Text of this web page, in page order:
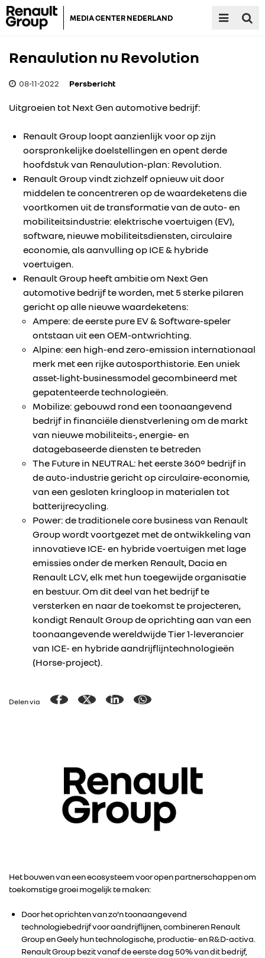
MEDIA CENTER NEDERLAND
Renaulution nu Revolution
08-11-2022 Persbericht
Uitgroeien tot Next Gen automotive bedrijf:
Renault Group loopt aanzienlijk voor op zijn
oorspronkelijke doelstellingen en opent derde
hoofdstuk van Renaulution-plan: Revolution.
Renault Group vindt zichzelf opnieuw uit door
middelen te concentreren op de waardeketens die
voortkomen uit de transformatie van de auto- en
mobiliteitsindustrie: elektrische voertuigen (EV),
software, nieuwe mobiliteitsdiensten, circulaire
economie, als aanvulling op ICE & hybride
voertuigen.
Renault Group heeft ambitie om Next Gen
automotive bedrijf te worden, met 5 sterke pilaren
gericht op alle nieuwe waardeketens:
Ampere: de eerste pure EV & Software-speler
ontstaan uit een OEM-ontwrichting.
Alpine: een high-end zero-emission internationaal
merk met een rijke autosporthistorie. Een uniek
asset-light-businessmodel gecombineerd met
gepatenteerde technologieën.
Mobilize: gebouwd rond een toonaangevend
bedrijf in financiële dienstverlening om de markt
van nieuwe mobiliteits-, energie- en
datagebaseerde diensten te betreden
The Future in NEUTRAL: het eerste 360° bedrijf in
de auto-industrie gericht op circulaire-economie,
van een gesloten kringloop in materialen tot
batterijrecycling.
Power: de traditionele core business van Renault
Group wordt voortgezet met de ontwikkeling van
innovatieve ICE- en hybride voertuigen met lage
emissies onder de merken Renault, Dacia en
Renault LCV, elk met hun toegewijde organisatie
en bestuur. Om dit deel van het bedrijf te
versterken en naar de toekomst te projecteren,
kondigt Renault Group de oprichting aan van een
toonaangevende wereldwijde Tier 1-leverancier
van ICE- en hybride aandrijflijntechnologieën
(Horse-project).
Delen via
Het bouwen van een ecosysteem voor open partnerschappen om
toekomstige groei mogelijk te maken:
Door het oprichten van zo’n toonaangevend
technologiebedrijf voor aandrijflijnen, combineren Renault
Group en Geely hun technologische, productie- en R&D-activa.
Renault Group bezit vanaf de eerste dag 50% van dit bedrijf,